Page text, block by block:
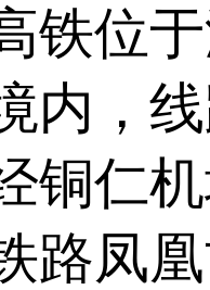
位于
内，
铜仁
路凤